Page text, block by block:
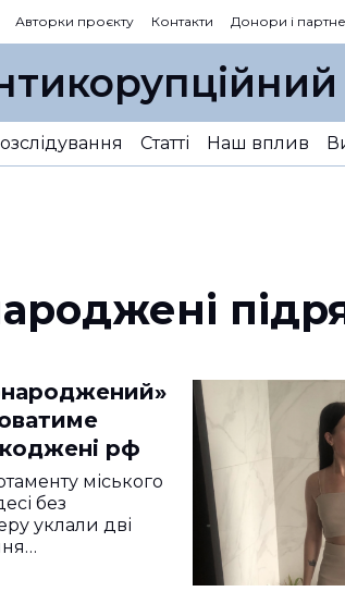
Авторки проєкту Контакти Донори і
Статті Наш вплив
рф
міського
без
уклали дві